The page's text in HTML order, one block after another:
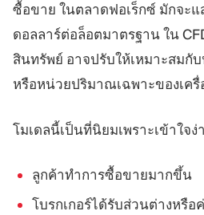
ซื้อขาย ในตลาดฟอเร็กซ์ มักจะแ
ดอลลาร์ต่อล็อตมาตรฐาน ใน
สินทรัพย์ อาจปรับให้เหมาะสมกั
หรือหน่วยปริมาณเฉพาะของเครื่
โมเดลนี้เป็นที่นิยมเพราะเข้าใจง่
ลูกค้าทำการซื้อขายมากขึ้น
โบรกเกอร์ได้รับส่วนต่างหรื